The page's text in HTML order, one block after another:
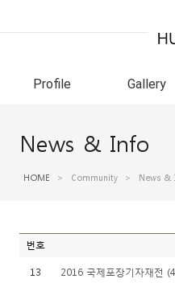
Profile Gallery
News & Info
HOME > Community > News &
번호
13 2016 국제포장기자재전